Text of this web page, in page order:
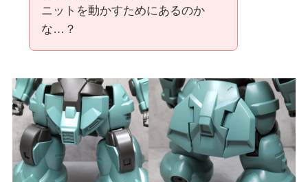
ニットを動かすためにあるのか
な…？